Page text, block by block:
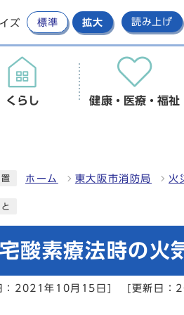
ズ 標準 拡大 読み上げ
くらし 健康・医療・福祉
ホーム 東大阪市消防局 火
酸素療法時の火
：2021年10月15日] [更新日：